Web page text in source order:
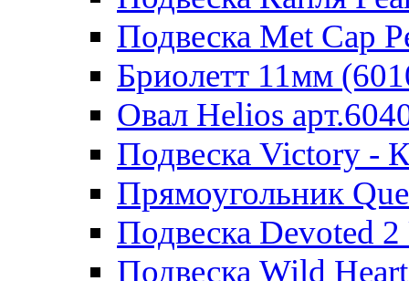
Подвеска Met Cap
Бриолетт 11мм
Овал Helios
Подвеска Victory -
Прямоугольник
Подвеска Devoted
Подвеска Wild